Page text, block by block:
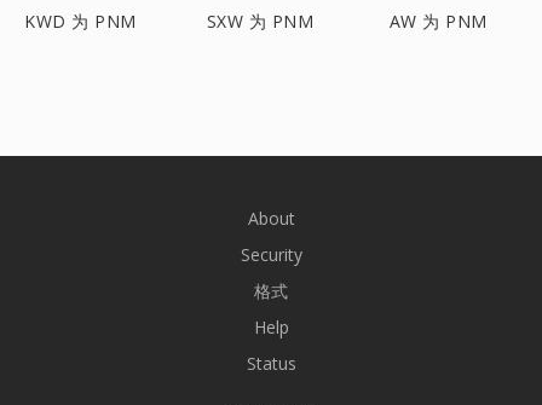
KWD 为 PNM SXW 为 PNM AW 为 PNM
About
Security
格式
Help
Status